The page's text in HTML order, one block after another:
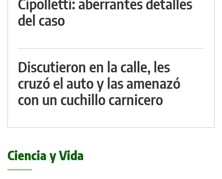
Cipolletti: aberrantes detalles
del caso
Discutieron en la calle, les
cruzó el auto y las amenazó
con un cuchillo carnicero
Ciencia y Vida